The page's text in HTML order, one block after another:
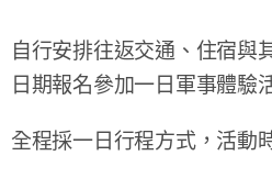
自行安排往返交通、住宿與
日期報名參加一日軍事體驗
全程採一日行程方式，活動